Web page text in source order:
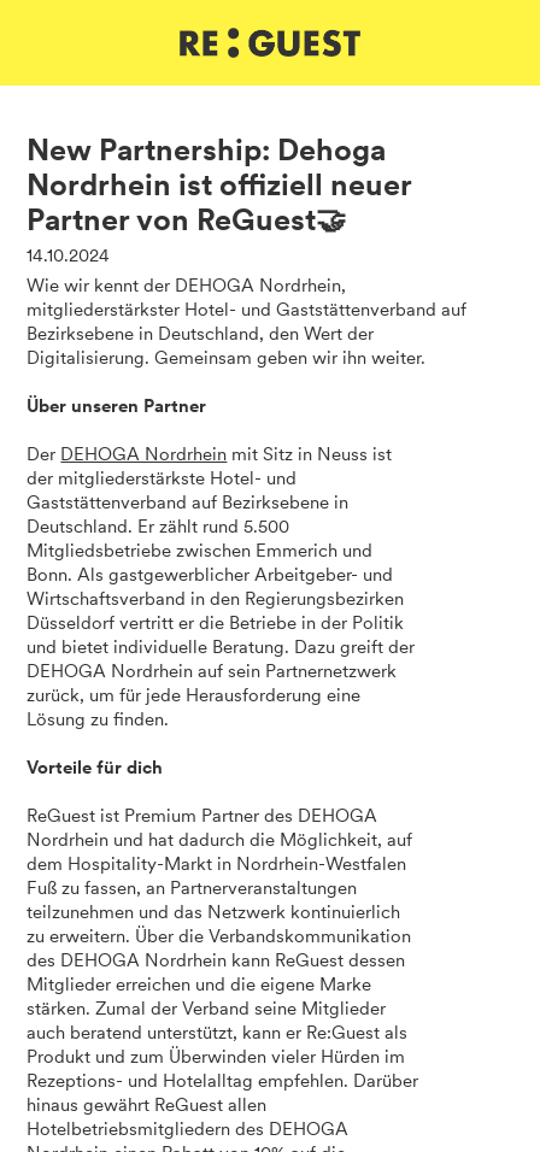
New Partnership: Dehoga
Nordrhein ist offiziell neuer
Partner von ReGuest🤝
14.10.2024
Wie wir kennt der DEHOGA Nordrhein,
mitgliederstärkster Hotel- und Gaststättenverband auf
Bezirksebene in Deutschland, den Wert der
Digitalisierung. Gemeinsam geben wir ihn weiter.
Über unseren Partner
Der DEHOGA Nordrhein mit Sitz in Neuss ist
der mitgliederstärkste Hotel- und
Gaststättenverband auf Bezirksebene in
Deutschland. Er zählt rund 5.500
Mitgliedsbetriebe zwischen Emmerich und
Bonn. Als gastgewerblicher Arbeitgeber- und
Wirtschaftsverband in den Regierungsbezirken
Düsseldorf vertritt er die Betriebe in der Politik
und bietet individuelle Beratung. Dazu greift der
DEHOGA Nordrhein auf sein Partnernetzwerk
zurück, um für jede Herausforderung eine
Lösung zu finden.
Vorteile für dich
ReGuest ist Premium Partner des DEHOGA
Nordrhein und hat dadurch die Möglichkeit, auf
dem Hospitality-Markt in Nordrhein-Westfalen
Fuß zu fassen, an Partnerveranstaltungen
teilzunehmen und das Netzwerk kontinuierlich
zu erweitern. Über die Verbandskommunikation
des DEHOGA Nordrhein kann ReGuest dessen
Mitglieder erreichen und die eigene Marke
stärken. Zumal der Verband seine Mitglieder
auch beratend unterstützt, kann er Re:Guest als
Produkt und zum Überwinden vieler Hürden im
Rezeptions- und Hotelalltag empfehlen. Darüber
hinaus gewährt ReGuest allen
Hotelbetriebsmitgliedern des DEHOGA